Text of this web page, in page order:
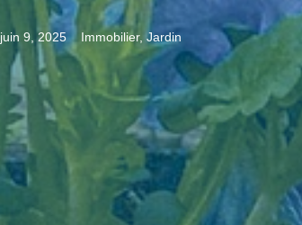
juin 9, 2025 Immobilier, Jardin